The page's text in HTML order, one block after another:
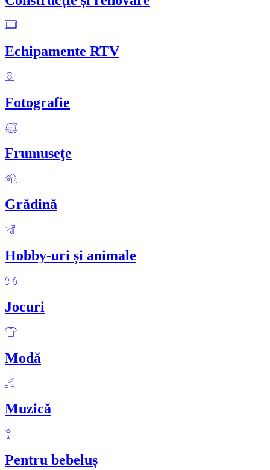
Echipamente RTV
Fotografie
Frumuseţe
Grădină
Hobby-uri și animale
Jocuri
Modă
Muzică
Pentru bebeluș